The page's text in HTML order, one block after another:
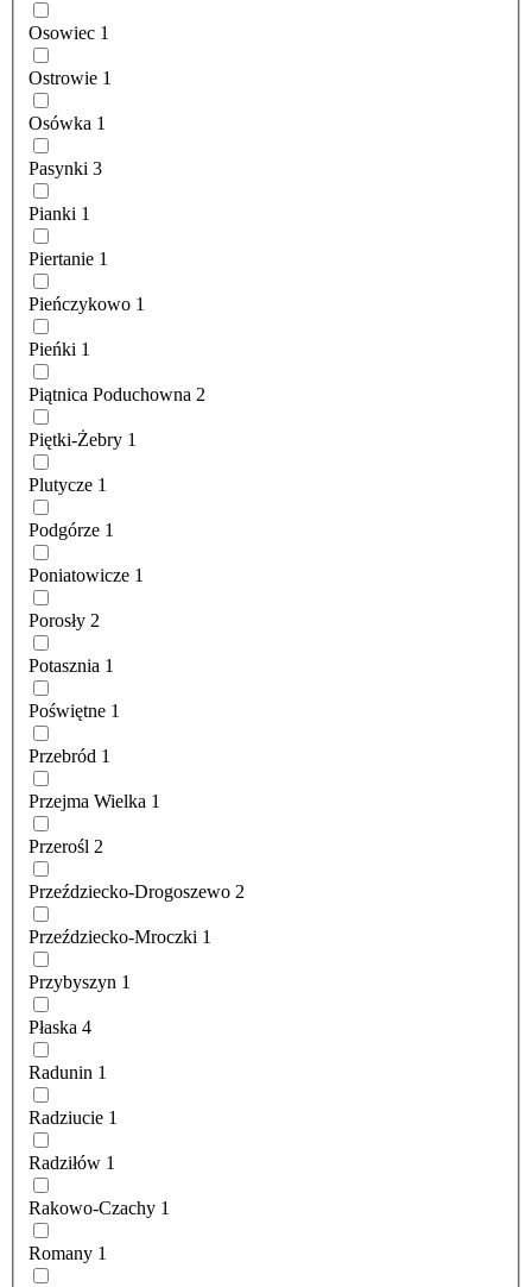
Osowiec 1
Ostrowie 1
Osówka 1
Pasynki 3
Pianki 1
Piertanie 1
Pieńczykowo 1
Pieńki 1
Piątnica Poduchowna 2
Piętki-Żebry 1
Plutycze 1
Podgórze 1
Poniatowicze 1
Porosły 2
Potasznia 1
Poświętne 1
Przebród 1
Przejma Wielka 1
Przerośl 2
Przeździecko-Drogoszewo 2
Przeździecko-Mroczki 1
Przybyszyn 1
Płaska 4
Radunin 1
Radziucie 1
Radziłów 1
Rakowo-Czachy 1
Romany 1